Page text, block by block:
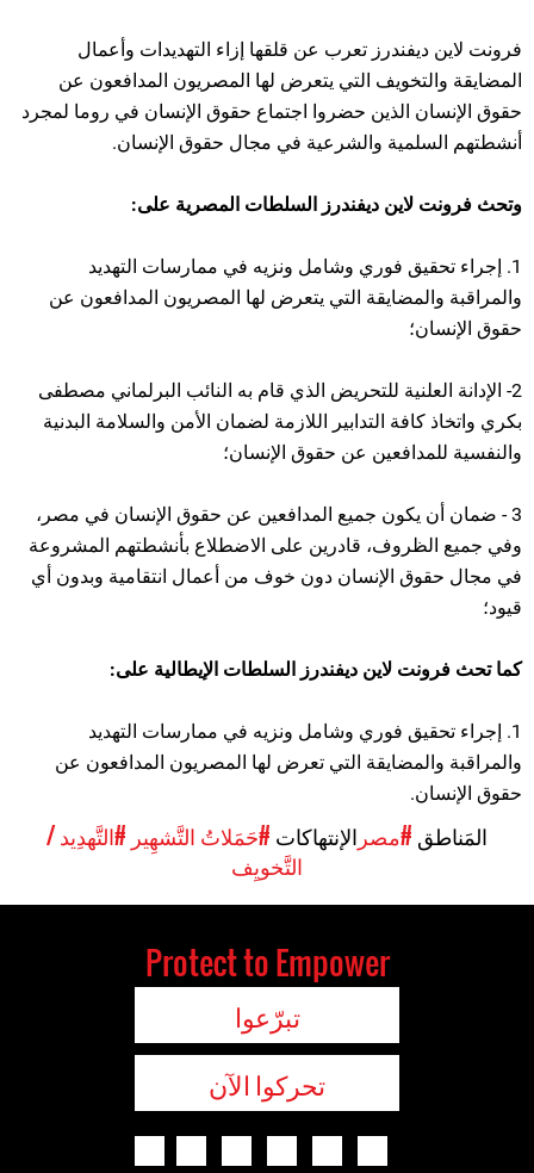
فرونت لاين ديفندرز تعرب عن قلقها إزاء التهديدات وأعمال
المضايقة والتخويف التي يتعرض لها المصريون المدافعون عن
حقوق الإنسان الذين حضروا اجتماع حقوق الإنسان في روما لمجرد
أنشطتهم السلمية والشرعية في مجال حقوق الإنسان.
وتحث فرونت لاين ديفندرز السلطات المصرية على:
1. إجراء تحقيق فوري وشامل ونزيه في ممارسات التهديد
والمراقبة والمضايقة التي يتعرض لها المصريون المدافعون عن
حقوق الإنسان؛
2- الإدانة العلنية للتحريض الذي قام به النائب البرلماني مصطفى
بكري واتخاذ كافة التدابير اللازمة لضمان الأمن والسلامة البدنية
والنفسية للمدافعين عن حقوق الإنسان؛
3 - ضمان أن يكون جميع المدافعين عن حقوق الإنسان في مصر،
وفي جميع الظروف، قادرين على الاضطلاع بأنشطتهم المشروعة
في مجال حقوق الإنسان دون خوف من أعمال انتقامية وبدون أي
قيود؛
كما تحث فرونت لاين ديفندرز السلطات الإيطالية على:
1. إجراء تحقيق فوري وشامل ونزيه في ممارسات التهديد
والمراقبة والمضايقة التي تعرض لها المصريون المدافعون عن
حقوق الإنسان.
المَناطق #مصر الإنتهاكات #حَمَلاتُ التَّشهِير #التَّهدِيد /
التَّخويِف
Protect to Empower
تبرّعوا
تحركوا الآن